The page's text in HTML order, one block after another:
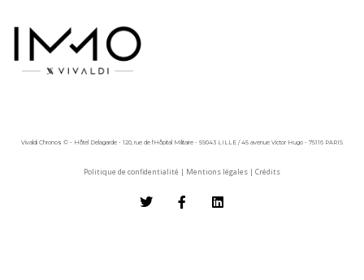
Vivaldi Chronos © - Hôtel Delagarde - 120, rue de l'Hôpital Militaire - 59043 LILLE / 45 avenue Victor Hugo - 75116 PARIS
Politique de confidentialité | Mentions légales | Crédits